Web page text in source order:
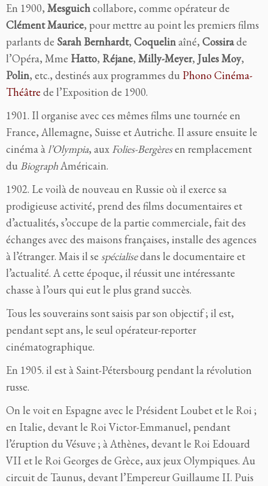
En 1900, Mesguichcollabore, comme opérateur de
Clément Maurice, pour mettre au point les premiers films
parlants de Sarah Bernhardt, Coquelinaîné, Cossirade
l’Opéra, Mme Hatto, Réjane, Milly-Meyer, Jules Moy,
Polin, etc., destinés aux programmes du Phono Cinéma-
Théâtre de l’Exposition de 1900.
1901. Il organise avec ces mêmes films une tournée en
France, Allemagne, Suisse et Autriche. Il assure ensuite le
cinéma àl’Olympia, aux Folies-Bergèresen remplacement
du BiographAméricain.
1902. Le voilà de nouveau en Russie où il exerce sa
prodigieuse activité, prend des films documentaires et
d’actualités, s’occupe de la partie commerciale, fait des
échanges avec des maisons françaises, installe des agences
à l’étranger. Mais il se spécialisedans le documentaire et
l’actualité. A cette époque, il réussit une intéressante
chasse à l’ours qui eut le plus grand succès.
Tous les souverains sont saisis par son objectif ; il est,
pendant sept ans, le seul opérateur-reporter
cinématographique.
En 1905. il est à Saint-Pétersbourg pendant la révolution
russe.
On le voit en Espagne avec le Président Loubet et le Roi ;
en Italie, devant le Roi Victor-Emmanuel, pendant
l’éruption du Vésuve ; à Athènes, devant le Roi Edouard
VII et le Roi Georges de Grèce, aux jeux Olympiques. Au
circuit de Taunus, devant l’Empereur Guillaume II. Puis